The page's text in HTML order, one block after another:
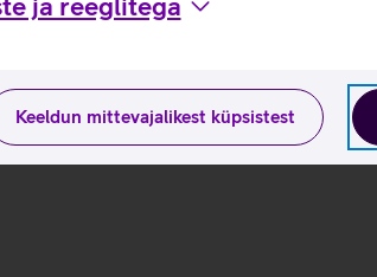
Keeldun mittevajalikest küpsistest